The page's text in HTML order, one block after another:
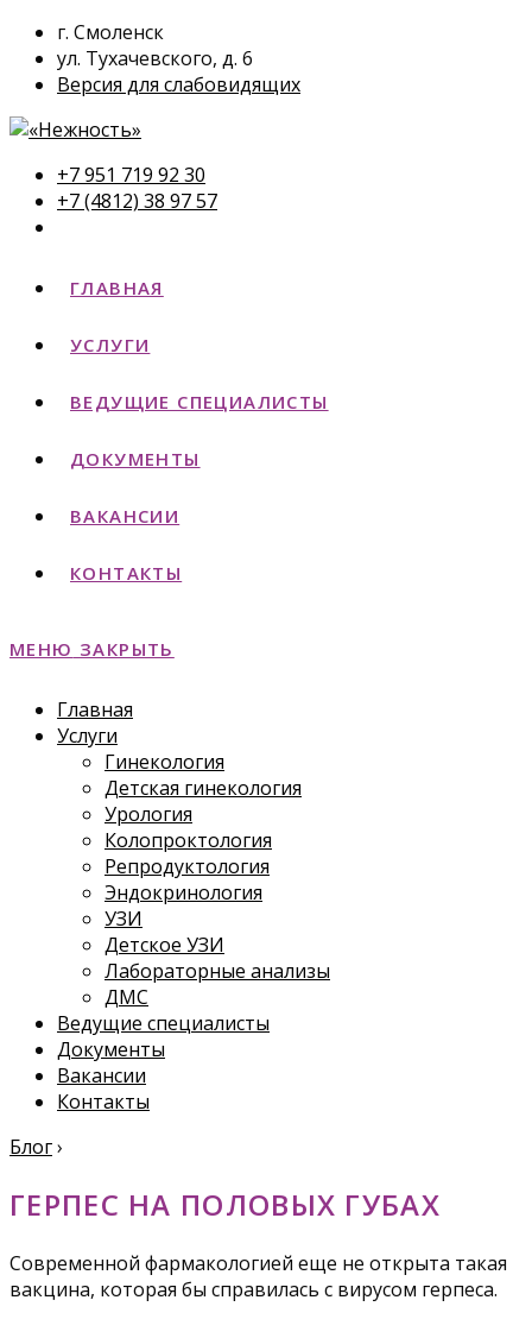
г. Смоленск
ул. Тухачевского, д. 6
Версия для слабовидящих
+7 951 719 92 30
+7 (4812) 38 97 57
ГЛАВНАЯ
УСЛУГИ
ВЕДУЩИЕ СПЕЦИАЛИСТЫ
ДОКУМЕНТЫ
ВАКАНСИИ
КОНТАКТЫ
МЕНЮ ЗАКРЫТЬ
Главная
Услуги
Гинекология
Детская гинекология
Урология
Колопроктология
Репродуктология
Эндокринология
УЗИ
Детское УЗИ
Лабораторные анализы
ДМС
Ведущие специалисты
Документы
Вакансии
Контакты
Блог›
ГЕРПЕС НА ПОЛОВЫХ ГУБАХ
Современной фармакологией еще не открыта такая
вакцина, которая бы справилась с вирусом герпеса.